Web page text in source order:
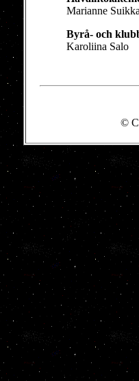
Marianne Suikka
Byrå- och
Karoliina Salo
©